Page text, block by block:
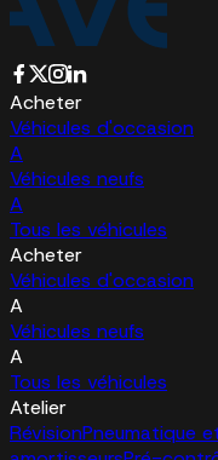
Acheter
Véhicules d'occasion
A
Véhicules neufs
A
Tous les véhicules
Acheter
Véhicules d'occasion
A
Véhicules neufs
A
Tous les véhicules
Atelier
RévisionPneumatique